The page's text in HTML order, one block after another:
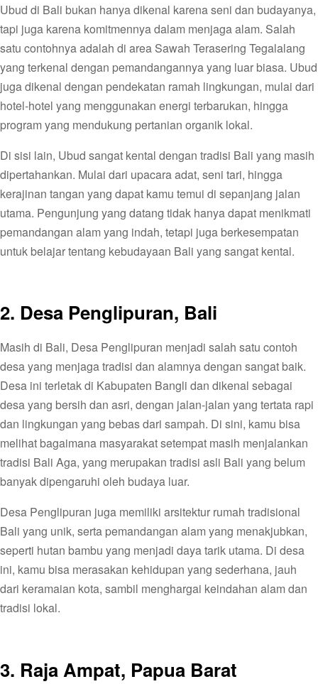
Ubud di Bali bukan hanya dikenal karena seni dan budayanya,
tapi juga karena komitmennya dalam menjaga alam. Salah
satu contohnya adalah di area Sawah Terasering Tegalalang
yang terkenal dengan pemandangannya yang luar biasa. Ubud
juga dikenal dengan pendekatan ramah lingkungan, mulai dari
hotel-hotel yang menggunakan energi terbarukan, hingga
program yang mendukung pertanian organik lokal.
Di sisi lain, Ubud sangat kental dengan tradisi Bali yang masih
dipertahankan. Mulai dari upacara adat, seni tari, hingga
kerajinan tangan yang dapat kamu temui di sepanjang jalan
utama. Pengunjung yang datang tidak hanya dapat menikmati
pemandangan alam yang indah, tetapi juga berkesempatan
untuk belajar tentang kebudayaan Bali yang sangat kental.
2. Desa Penglipuran, Bali
Masih di Bali, Desa Penglipuran menjadi salah satu contoh
desa yang menjaga tradisi dan alamnya dengan sangat baik.
Desa ini terletak di Kabupaten Bangli dan dikenal sebagai
desa yang bersih dan asri, dengan jalan-jalan yang tertata rapi
dan lingkungan yang bebas dari sampah. Di sini, kamu bisa
melihat bagaimana masyarakat setempat masih menjalankan
tradisi Bali Aga, yang merupakan tradisi asli Bali yang belum
banyak dipengaruhi oleh budaya luar.
Desa Penglipuran juga memiliki arsitektur rumah tradisional
Bali yang unik, serta pemandangan alam yang menakjubkan,
seperti hutan bambu yang menjadi daya tarik utama. Di desa
ini, kamu bisa merasakan kehidupan yang sederhana, jauh
dari keramaian kota, sambil menghargai keindahan alam dan
tradisi lokal.
3. Raja Ampat, Papua Barat